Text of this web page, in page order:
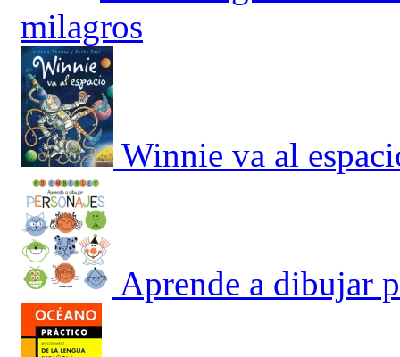
milagros
Winnie va al
Aprende a dibujar